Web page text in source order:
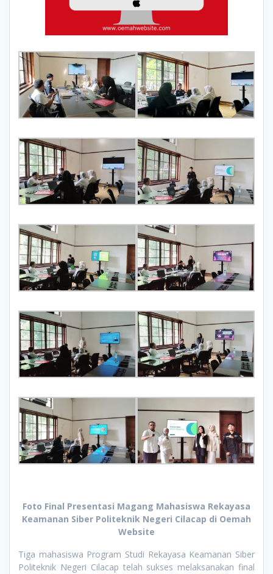
Foto Final Presentasi Magang Mahasiswa Rekayasa
Keamanan Siber Politeknik Negeri Cilacap di Oemah
Website
Tiga mahasiswa Program Studi Rekayasa Keamanan Siber
Politeknik Negeri Cilacap telah sukses melaksanakan final